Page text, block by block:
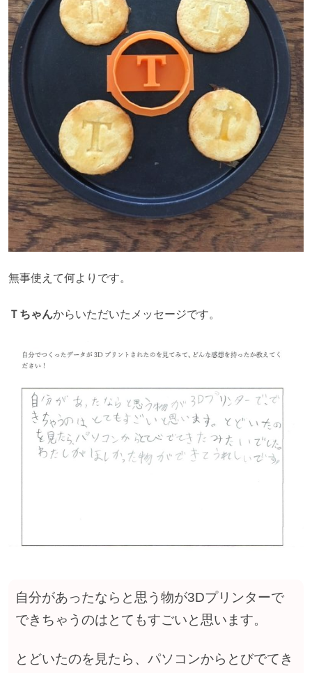
無事使えて何よりです。
Ｔちゃんからいただいたメッセージです。
自分があったならと思う物が3Dプリンターで
できちゃうのはとてもすごいと思います。
とどいたのを見たら、パソコンからとびでてき